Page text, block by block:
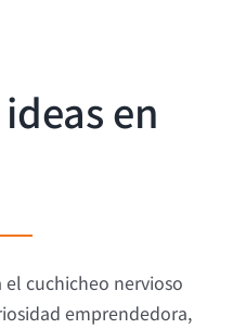
en
el cuchicheo nervioso
emprendedora,